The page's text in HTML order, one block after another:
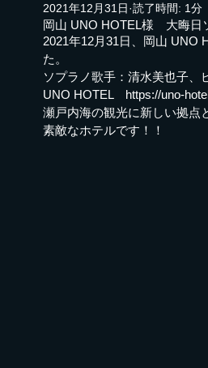
ミュージカル 講師実績 イベ
PA音響実績 キャスティング
岡山 UNO HOTEL様 大晦日
2021年12月31日 読了時間: 1分
2021年12月31日、岡山 UNO
た。
ソプラノ歌手：清水美也子、
UNO HOTEL　https://uno-
瀬戸内海の観光に新しい拠点
素敵なホテルです！！